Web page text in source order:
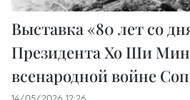
Выставка «80 лет со
Президента Хо Ши
всенародной войне